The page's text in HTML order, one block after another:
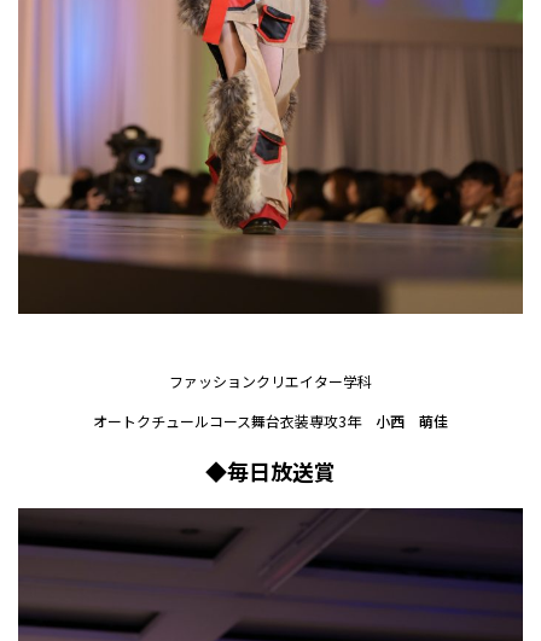
ファッションクリエイター学科
オートクチュールコース舞台衣装専攻3年 小西 萌佳
◆毎日放送賞